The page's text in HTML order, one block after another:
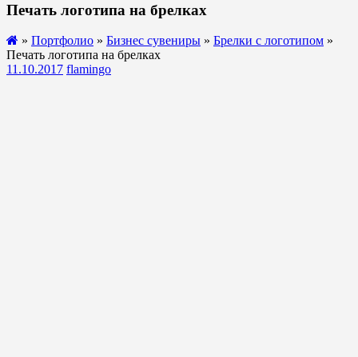
Печать логотипа на брелках
» Портфолио » Бизнес сувениры » Брелки с логотипом »
Печать логотипа на брелках
11.10.2017 flamingo